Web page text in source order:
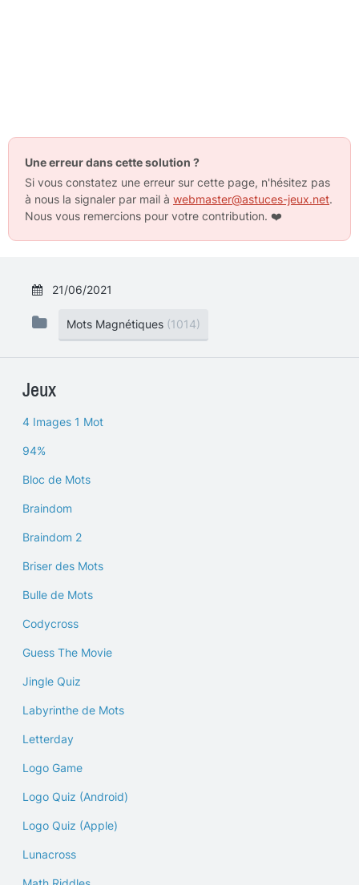
Une erreur dans cette solution ?
Si vous constatez une erreur sur cette page, n'hésitez pas
à nous la signaler par mail à webmaster@astuces-jeux.net.
Nous vous remercions pour votre contribution. ❤️
21/06/2021
Mots Magnétiques (1014)
Jeux
4 Images 1 Mot
94%
Bloc de Mots
Braindom
Braindom 2
Briser des Mots
Bulle de Mots
Codycross
Guess The Movie
Jingle Quiz
Labyrinthe de Mots
Letterday
Logo Game
Logo Quiz (Android)
Logo Quiz (Apple)
Lunacross